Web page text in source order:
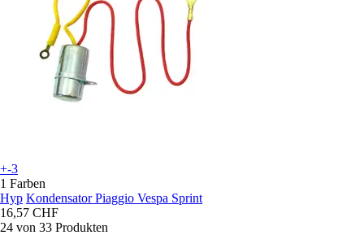
+-3
1 Farben
Hyp Kondensator Piaggio Vespa Sprint
16,57 CHF
24 von 33 Produkten